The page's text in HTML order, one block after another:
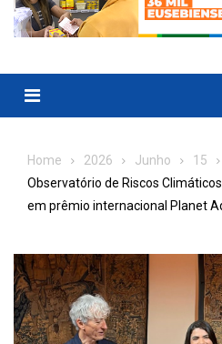
Menu
Home 2026 Junho
15
Observatório de Riscos
em prêmio internacional Planet